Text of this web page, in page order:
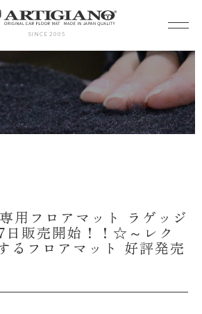
SINCE 2005
用フロアマット ラゲッジ
日販売開始！！☆～レク
るフロアマット 好評発売